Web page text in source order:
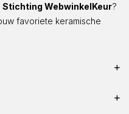
Stichting WebwinkelKeur?
favoriete keramische